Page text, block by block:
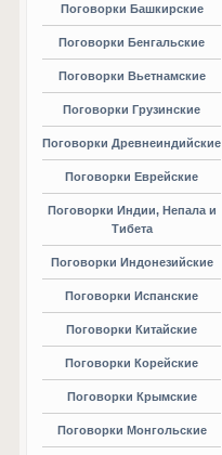
Поговорки Башкирские
Поговорки Бенгальские
Поговорки Вьетнамские
Поговорки Грузинские
Поговорки Древнеиндийские
Поговорки Еврейские
Поговорки Индии, Непала и
Тибета
Поговорки Индонезийские
Поговорки Испанские
Поговорки Китайские
Поговорки Корейские
Поговорки Крымские
Поговорки Монгольские